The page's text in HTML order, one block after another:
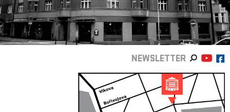
NEWSLETTER